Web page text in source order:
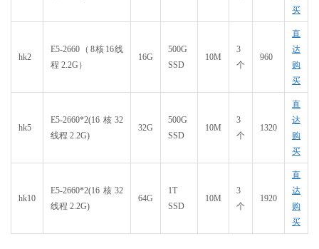
买
hk2
E5-2660（8核16线
程 2.2G）
16G
500G
SSD
10M
3
个
960
直
达
购
买
hk5
E5-2660*2(16核32
线程 2.2G)
32G
500G
SSD
10M
3
个
1320
直
达
购
买
hk10
E5-2660*2(16核32
线程 2.2G)
64G
1T
SSD
10M
3
个
1920
直
达
购
买